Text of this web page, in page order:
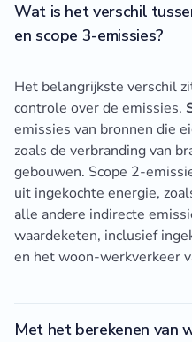
Wat is het verschil
en scope 3-emissies?
Het belangrijkste verschil
controle over de emissies.
emissies van bronnen die
zoals de verbranding van
gebouwen. Scope 2-
uit ingekochte energie,
alle andere indirecte
waardeketen, inclusief
en het woon-werkverkeer
Met het berekenen van